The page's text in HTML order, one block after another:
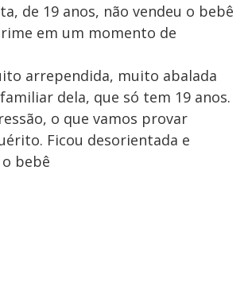
de 19 anos, não vendeu o bebê
em um momento de
arrependida, muito abalada
dela, que só tem 19 anos.
o que vamos provar
Ficou desorientada e
bebê